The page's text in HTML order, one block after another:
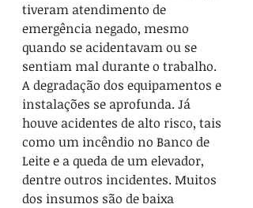
tiveram atendimento de
emergência negado, mesmo
quando se acidentavam ou se
sentiam mal durante o trabalho.
A degradação dos equipamentos e
instalações se aprofunda. Já
houve acidentes de alto risco, tais
como um incêndio no Banco de
Leite e a queda de um elevador,
dentre outros incidentes. Muitos
dos insumos são de baixa